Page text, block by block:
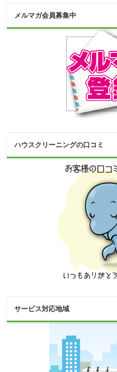
メルマガ会員募集中
ハウスクリーニングの口コミ
サービス対応地域